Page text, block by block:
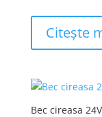
Citește
Bec cireasa